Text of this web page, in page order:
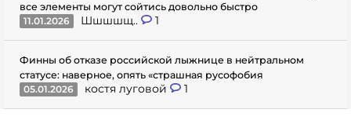
все элементы могут сойтись довольно быстро
11.01.2026
Шшшшщ.. 1
Финны об отказе российской лыжнице в нейтральном
статусе: наверное, опять «страшная русофобия
05.01.2026
костя луговой 1